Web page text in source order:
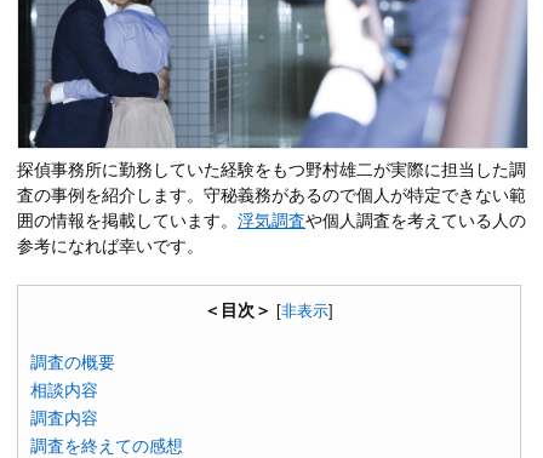
探偵事務所に勤務していた経験をもつ野村雄二が実際に担当した調
査の事例を紹介します。守秘義務があるので個人が特定できない範
囲の情報を掲載しています。 浮気調査や個人調査を考えている人の
参考になれば幸いです。
＜目次＞ [非表示
調査の概要
相談内容
調査内容
調査を終えての感想